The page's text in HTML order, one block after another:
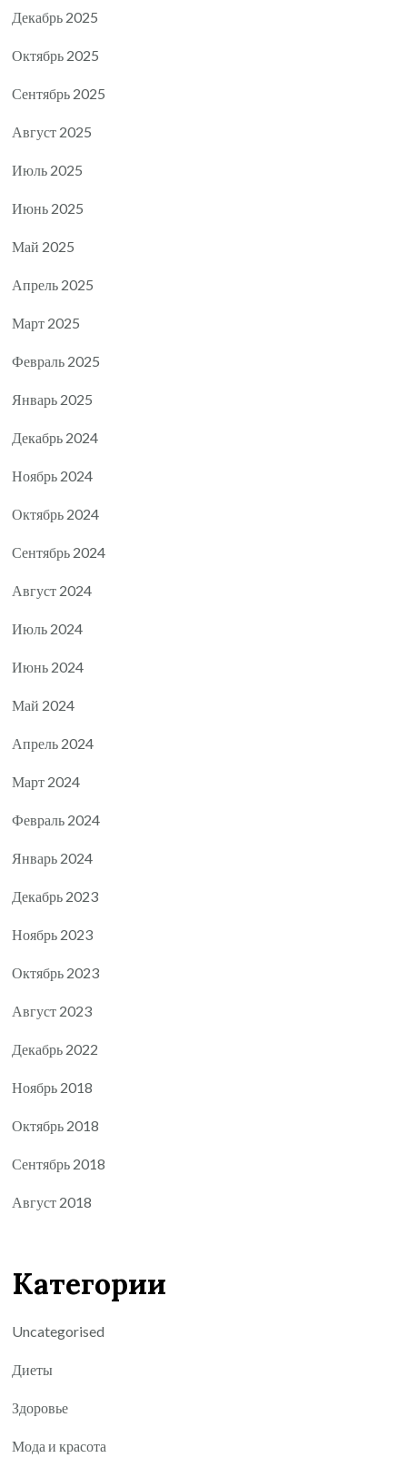
Декабрь 2025
Октябрь 2025
Сентябрь 2025
Август 2025
Июль 2025
Июнь 2025
Май 2025
Апрель 2025
Март 2025
Февраль 2025
Январь 2025
Декабрь 2024
Ноябрь 2024
Октябрь 2024
Сентябрь 2024
Август 2024
Июль 2024
Июнь 2024
Май 2024
Апрель 2024
Март 2024
Февраль 2024
Январь 2024
Декабрь 2023
Ноябрь 2023
Октябрь 2023
Август 2023
Декабрь 2022
Ноябрь 2018
Октябрь 2018
Сентябрь 2018
Август 2018
Категории
Uncategorised
Диеты
Здоровье
Мода и красота